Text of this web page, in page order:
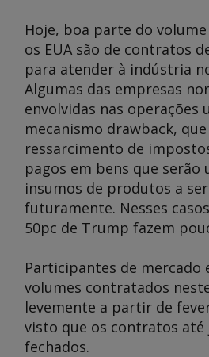
Hoje, boa parte do
os EUA são de contratos
para atender à indústria
Algumas das empresas
envolvidas nas operações
mecanismo drawback,
ressarcimento de
pagos em bens que serão
insumos de produtos a
futuramente. Nesses
50pc de Trump fazem
Participantes de mercado
volumes contratados
levemente a partir de
visto que os contratos até
fechados.